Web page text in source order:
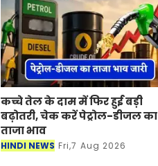
कच्चे तेल के दाम में फिर हुई बड़ी
बढ़ोतरी, चेक करें पेट्रोल-डीजल का
ताजा भाव
HINDI NEWS Fri,7 Aug 2026